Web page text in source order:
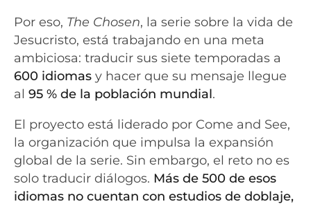
Por eso, The Chosen, la serie sobre la vida de
Jesucristo, está trabajando en una meta
ambiciosa: traducir sus siete temporadas a
600 idiomas y hacer que su mensaje llegue
al 95 % de la población mundial.
El proyecto está liderado por Come and See,
la organización que impulsa la expansión
global de la serie. Sin embargo, el reto no es
solo traducir diálogos. Más de 500 de esos
idiomas no cuentan con estudios de doblaje,